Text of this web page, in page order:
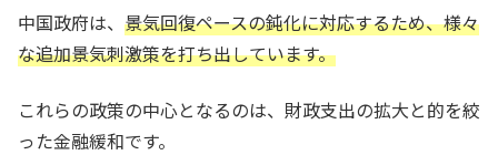
中国政府は、 景気回復ペースの鈍化に対応するため、様々
な追加景気刺激策を打ち出しています。
これらの政策の中心となるのは、財政支出の拡大と的を絞
った金融緩和です。